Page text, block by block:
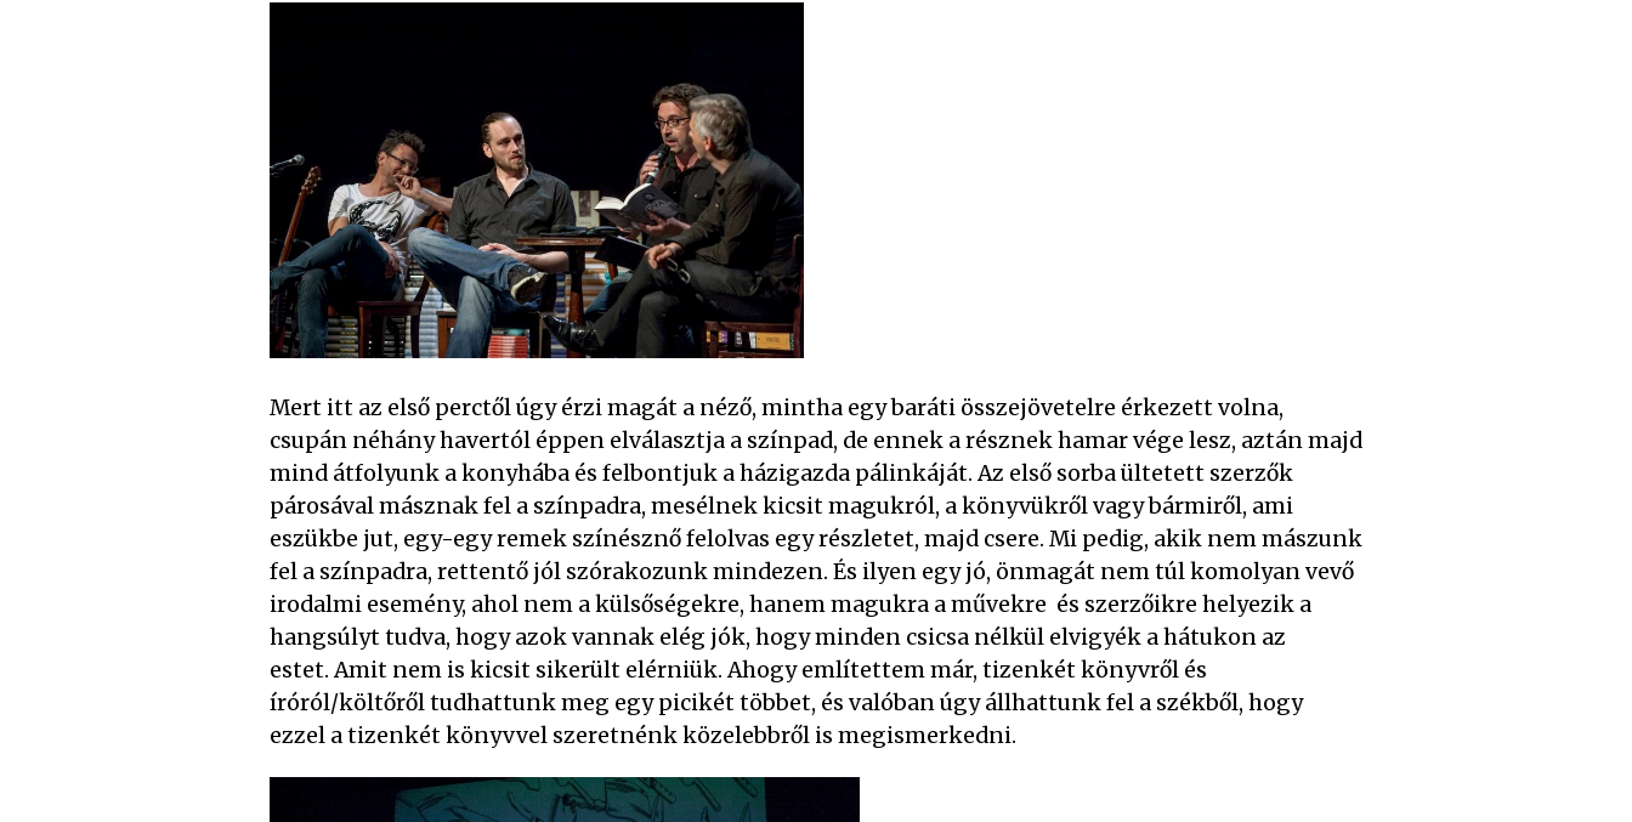
Mert itt az első perctől úgy érzi magát a néző, mintha egy baráti összejövetelre érkezett volna,
csupán néhány havertól éppen elválasztja a színpad, de ennek a résznek hamar vége lesz, aztán majd
mind átfolyunk a konyhába és felbontjuk a házigazda pálinkáját. Az első sorba ültetett szerzők
párosával másznak fel a színpadra, mesélnek kicsit magukról, a könyvükről vagy bármiről, ami
eszükbe jut, egy-egy remek színésznő felolvas egy részletet, majd csere. Mi pedig, akik nem mászunk
fel a színpadra, rettentő jól szórakozunk mindezen. És ilyen egy jó, önmagát nem túl komolyan vevő
irodalmi esemény, ahol nem a külsőségekre, hanem magukra a művekre és szerzőikre helyezik a
hangsúlyt tudva, hogy azok vannak elég jók, hogy minden csicsa nélkül elvigyék a hátukon az
estet. Amit nem is kicsit sikerült elérniük. Ahogy említettem már, tizenkét könyvről és
íróról/költőről tudhattunk meg egy picikét többet, és valóban úgy állhattunk fel a székből, hogy
ezzel a tizenkét könyvvel szeretnénk közelebbről is megismerkedni.